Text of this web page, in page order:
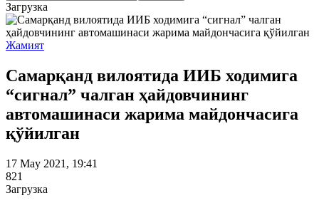
Загрузка
Жамият
Самарқанд вилоятида ИИБ ходимига
“сигнал” чалган ҳайдовчининг
автомашинаси жарима майдончасига
қўйилган
17 May 2021, 19:41
821
Загрузка